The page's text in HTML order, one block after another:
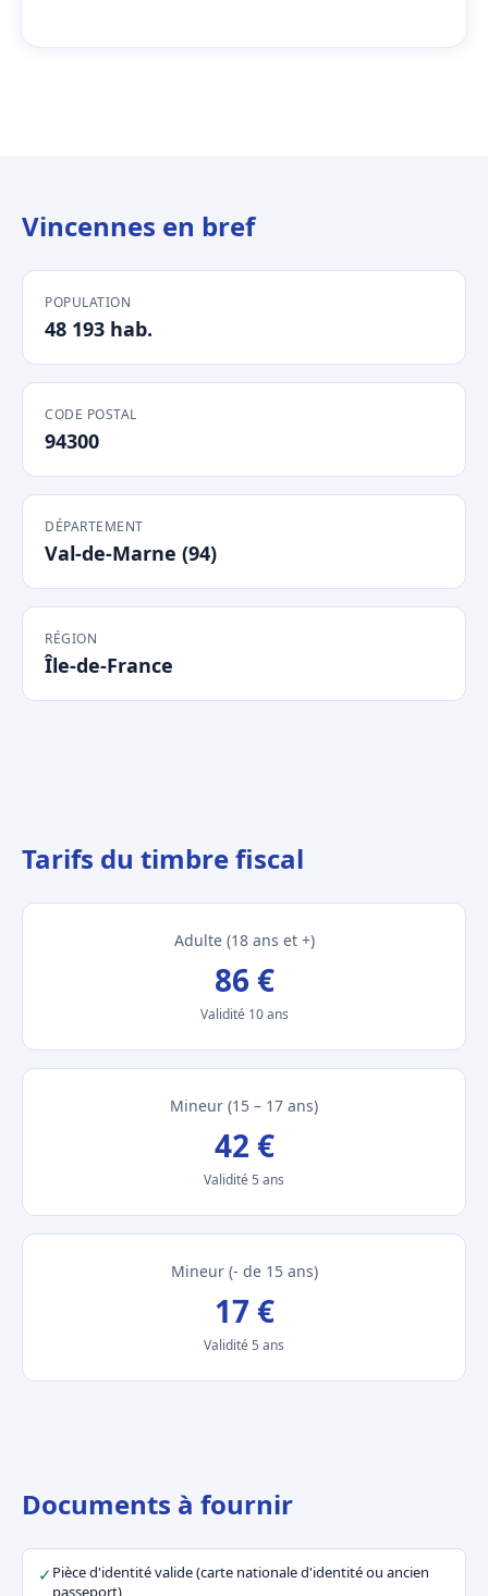
Vincennes en bref
POPULATION
48 193 hab.
CODE POSTAL
94300
DÉPARTEMENT
Val-de-Marne (94)
RÉGION
Île-de-France
Tarifs du timbre fiscal
Adulte (18 ans et +)
86 €
Validité 10 ans
Mineur (15 – 17 ans)
42 €
Validité 5 ans
Mineur (- de 15 ans)
17 €
Validité 5 ans
Documents à fournir
✓ Pièce d'identité valide (carte nationale d'identité ou ancien
passeport)